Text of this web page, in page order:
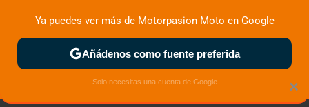
ZONA DE PRUEBAS DEPORTIVAS MOTOS ELÉCTRICAS
×
Ya puedes ver más de Motorpasion Moto en Google
Añádenos como fuente preferida
Solo necesitas una cuenta de Google